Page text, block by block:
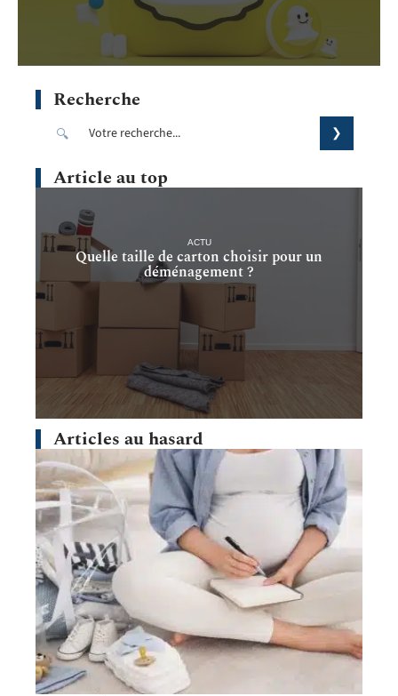
Recherche
Article au top
ACTU
Quelle taille de carton choisir pour un
déménagement ?
Articles au hasard